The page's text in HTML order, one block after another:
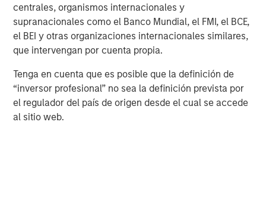
centrales, organismos internacionales y
supranacionales como el Banco Mundial, el FMI, el BCE,
el BEI y otras organizaciones internacionales similares,
que intervengan por cuenta propia.
Tenga en cuenta que es posible que la definición de
“inversor profesional” no sea la definición prevista por
el regulador del país de origen desde el cual se accede
al sitio web.
ARTÍCULO